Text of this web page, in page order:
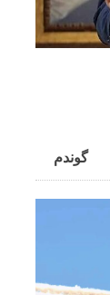
گوندم